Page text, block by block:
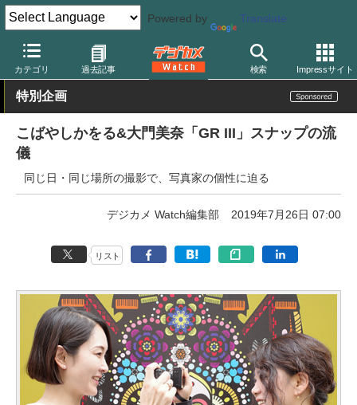
Powered by Translate
カテゴリ 過去記事 検索 Impressサイト
デジカメ Watch カメラ レンズ一体型（コンパクト）カメラ リ
特別企画
こばやしかをる&大門美奈「GR III」スナップの流
儀
同じ日・同じ場所の撮影で、写真家の個性に迫る
デジカメ Watch編集部 2019年7月26日 07:00
リスト